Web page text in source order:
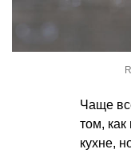
Чаще
том, как
кухне,